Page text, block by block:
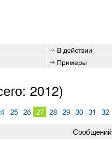
В действии
Примеры
2012)
25 26 27 28 29 30 31 32
Сообщений